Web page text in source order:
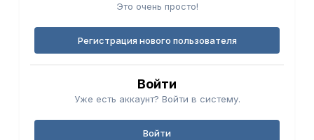
Это очень просто!
Регистрация нового пользователя
Войти
Уже есть аккаунт? Войти в систему.
Войти